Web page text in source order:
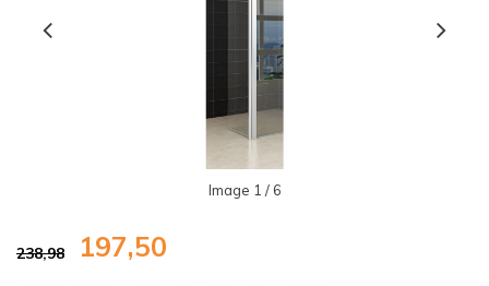
Image 1 / 6
238,98 197,50